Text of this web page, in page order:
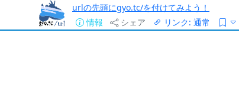
urlの先頭にgyo.tc/を付けてみよう！
情報
シェア リンク: 通常